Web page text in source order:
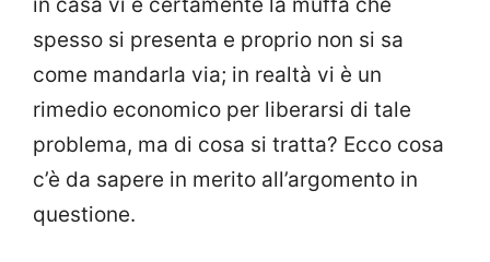
in casa vi è certamente la muffa che
spesso si presenta e proprio non si sa
come mandarla via; in realtà vi è un
rimedio economico per liberarsi di tale
problema, ma di cosa si tratta? Ecco cosa
c’è da sapere in merito all’argomento in
questione.